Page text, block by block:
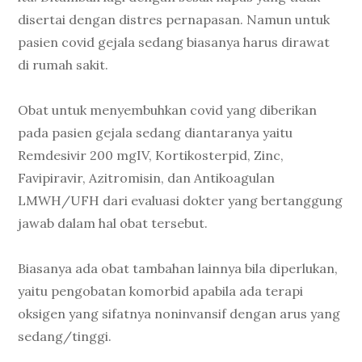
disertai dengan distres pernapasan. Namun untuk
pasien covid gejala sedang biasanya harus dirawat
di rumah sakit.
Obat untuk menyembuhkan covid yang diberikan
pada pasien gejala sedang diantaranya yaitu
Remdesivir 200 mgIV, Kortikosterpid, Zinc,
Favipiravir, Azitromisin, dan Antikoagulan
LMWH/UFH dari evaluasi dokter yang bertanggung
jawab dalam hal obat tersebut.
Biasanya ada obat tambahan lainnya bila diperlukan,
yaitu pengobatan komorbid apabila ada terapi
oksigen yang sifatnya noninvansif dengan arus yang
sedang/tinggi.